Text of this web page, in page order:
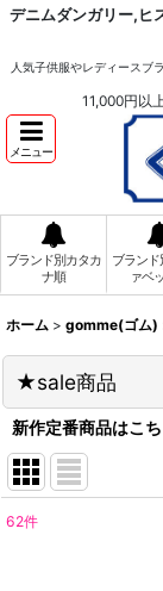
デニムダンガリー,ヒ
人気子供服やレディースブ
11,000円以
メニュー
ブランド別カタカ
ナ順
ブラン
ァベ
ホーム > gomme(ゴム)
★sale商品
新作定番商品はこ
62件